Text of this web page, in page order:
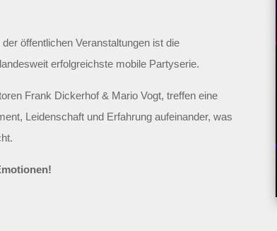
öffentlichen Veranstaltungen ist die
erfolgreichste mobile Partyserie.
Frank Dickerhof & Mario Vogt, treffen eine
Leidenschaft und Erfahrung aufeinander, was